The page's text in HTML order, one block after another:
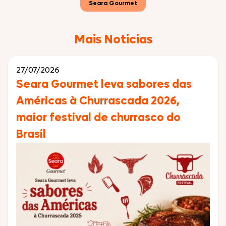
Seara Gourmet
Mais Noticias
27/07/2026
Seara Gourmet leva sabores das
Américas à Churrascada 2026,
maior festival de churrasco do
Brasil